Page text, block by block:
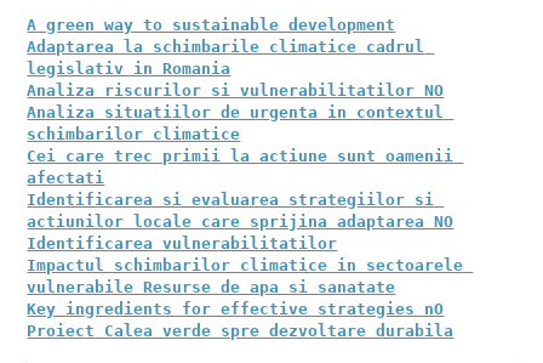
Adaptarea la schimbarile climatice cadrul
Analiza situatiilor de urgenta in contextul
Cei care trec primii la actiune sunt oamenii
Identificarea si evaluarea strategiilor si
Impactul schimbarilor climatice in sectoarele
Proiect Calea verde spre dezvoltare durabila